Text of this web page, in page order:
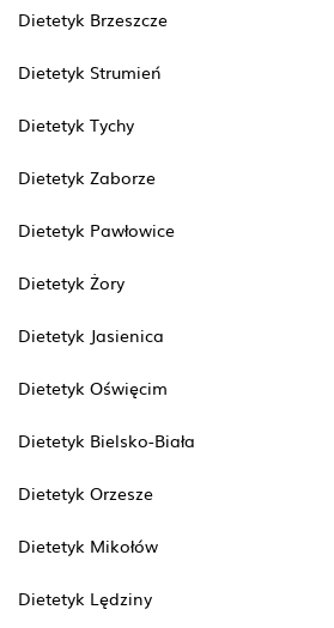
Dietetyk Brzeszcze
Dietetyk Strumień
Dietetyk Tychy
Dietetyk Zaborze
Dietetyk Pawłowice
Dietetyk Żory
Dietetyk Jasienica
Dietetyk Oświęcim
Dietetyk Bielsko-Biała
Dietetyk Orzesze
Dietetyk Mikołów
Dietetyk Lędziny